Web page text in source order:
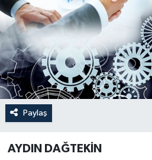
Paylaş
AYDIN DAĞTEKİN